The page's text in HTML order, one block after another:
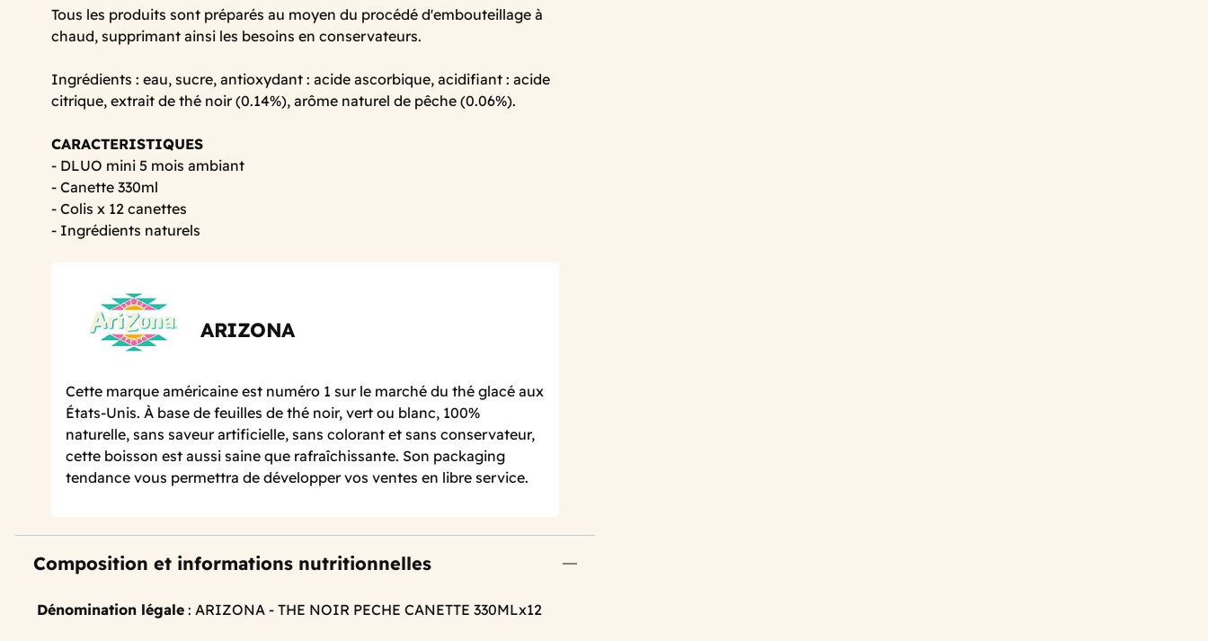
Tous les produits sont préparés au moyen du procédé d'embouteillage à
chaud, supprimant ainsi les besoins en conservateurs.
Ingrédients : eau, sucre, antioxydant : acide ascorbique, acidifiant : acide
citrique, extrait de thé noir (0.14%), arôme naturel de pêche (0.06%).
CARACTERISTIQUES
- DLUO mini 5 mois ambiant
- Canette 330ml
- Colis x 12 canettes
- Ingrédients naturels
ARIZONA
Cette marque américaine est numéro 1 sur le marché du thé glacé aux
États-Unis. À base de feuilles de thé noir, vert ou blanc, 100%
naturelle, sans saveur artificielle, sans colorant et sans conservateur,
cette boisson est aussi saine que rafraîchissante. Son packaging
tendance vous permettra de développer vos ventes en libre service.
Composition et informations nutritionnelles
Dénomination légale : ARIZONA - THE NOIR PECHE CANETTE 330MLx12